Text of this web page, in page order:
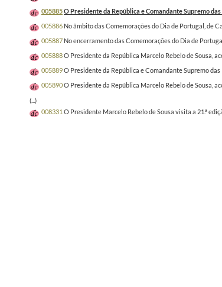
005885O Presidente da República e Comandante Supremo
005886 No âmbito das Comemorações do Dia de Portugal, de
005887 No encerramento das Comemorações do Dia de
005888O Presidente da República Marcelo Rebelo de Sousa,
005889O Presidente da República e Comandante Supremo
005890O Presidente da República Marcelo Rebelo de Sousa,
(...)
008331 O Presidente Marcelo Rebelo de Sousa visita a 21.ª